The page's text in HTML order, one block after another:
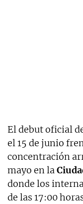
El debut oficial
el 15 de junio
concentración
mayo en la
donde los
de las 17:00